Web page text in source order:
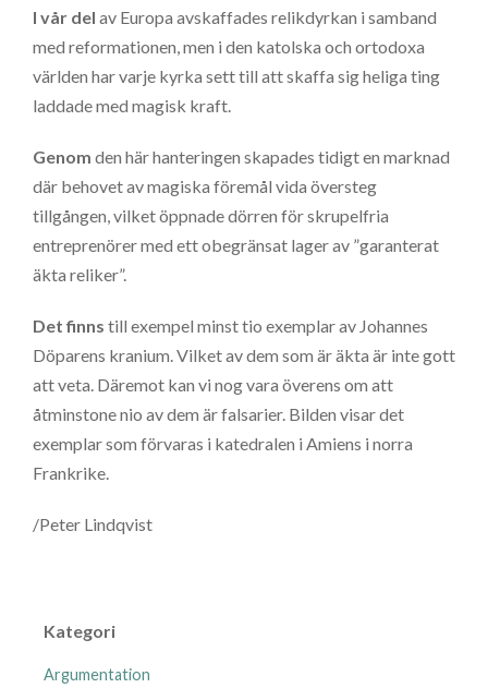
I vår del av Europa avskaffades relikdyrkan i samband
med reformationen, men i den katolska och ortodoxa
världen har varje kyrka sett till att skaffa sig heliga ting
laddade med magisk kraft.
Genom den här hanteringen skapades tidigt en marknad
där behovet av magiska föremål vida översteg
tillgången, vilket öppnade dörren för skrupelfria
entreprenörer med ett obegränsat lager av ”garanterat
äkta reliker”.
Det finns till exempel minst tio exemplar av Johannes
Döparens kranium. Vilket av dem som är äkta är inte gott
att veta. Däremot kan vi nog vara överens om att
åtminstone nio av dem är falsarier. Bilden visar det
exemplar som förvaras i katedralen i Amiens i norra
Frankrike.
/Peter Lindqvist
Kategori
Argumentation